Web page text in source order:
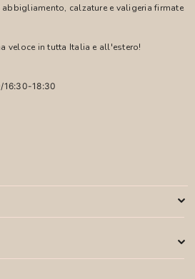
abbigliamento, calzature e valigeria firmate
veloce in tutta Italia e all'estero!
16:30-18:30